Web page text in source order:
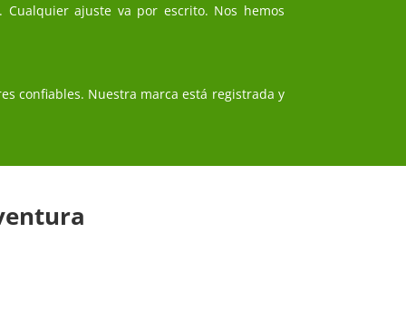
Cualquier ajuste va por escrito. Nos hemos
confiables. Nuestra marca está registrada y